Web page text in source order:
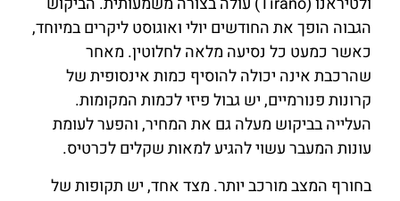
הגבוה הופך את החודשים יולי ואוגוסט ליקרים במיוחד,
כאשר כמעט כל נסיעה מלאה לחלוטין. מאחר
שהרכבת אינה יכולה להוסיף כמות אינסופית של
קרונות פנורמיים, יש גבול פיזי לכמות המקומות.
העלייה בביקוש מעלה גם את המחיר, והפער לעומת
עונות המעבר עשוי להגיע למאות שקלים לכרטיס.
בחורף המצב מורכב יותר. מצד אחד, יש תקופות של